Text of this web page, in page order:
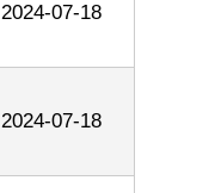
2024-07-18
2024-07-18